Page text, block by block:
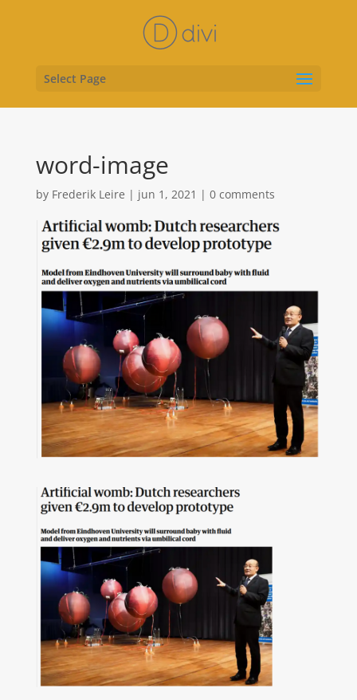
Select Page
word-image
by Frederik Leire | jun 1, 2021 | 0 comments